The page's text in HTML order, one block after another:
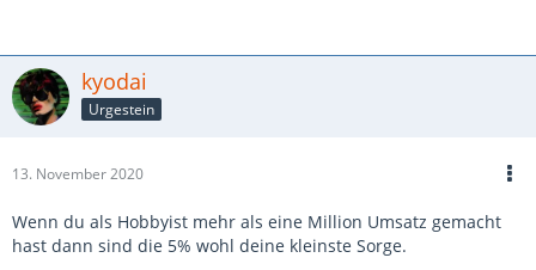
kyodai
Urgestein
13. November 2020
Wenn du als Hobbyist mehr als eine Million Umsatz gemacht
hast dann sind die 5% wohl deine kleinste Sorge.